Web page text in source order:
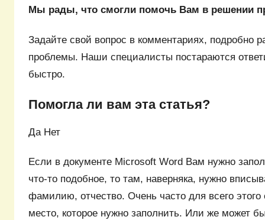
Мы рады, что смогли помочь Вам в решении
Задайте свой вопрос в комментариях, подробно
проблемы. Наши специалисты постараются
быстро.
Помогла ли вам эта статья?
Да Нет
Если в документе Microsoft Word Вам нужно
что-то подобное, то там, наверняка, нужно
фамилию, отчество. Очень часто для всего этого
место, которое нужно заполнить. Или же может